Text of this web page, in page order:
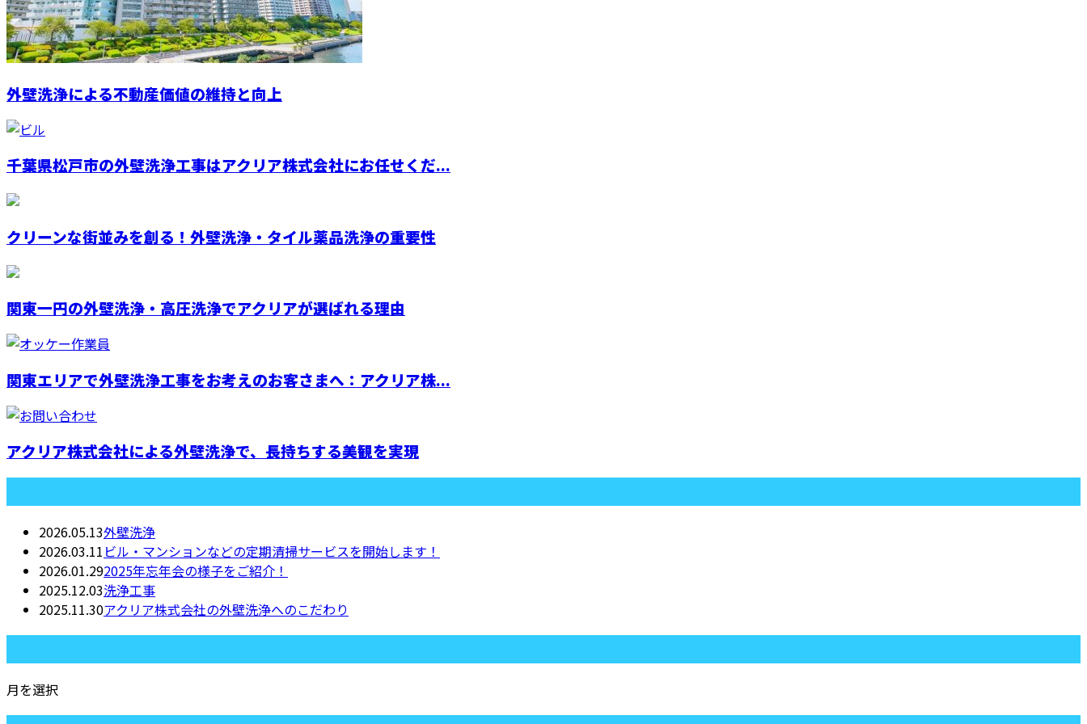
外壁洗浄による不動産価値の維持と向上
千葉県松戸市の外壁洗浄工事はアクリア株式会社にお任せくだ...
クリーンな街並みを創る！外壁洗浄・タイル薬品洗浄の重要性
関東一円の外壁洗浄・高圧洗浄でアクリアが選ばれる理由
関東エリアで外壁洗浄工事をお考えのお客さまへ：アクリア株...
アクリア株式会社による外壁洗浄で、長持ちする美観を実現
2026.05.13外壁洗浄
2026.03.11 ビル・マンションなどの定期清掃サービスを開始します！
2026.01.292025年忘年会の様子をご紹介！
2025.12.03洗浄工事
2025.11.30アクリア株式会社の外壁洗浄へのこだわり
月を選択